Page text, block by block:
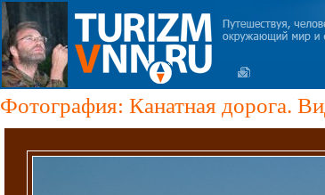
Фотография: Канатная дорога.